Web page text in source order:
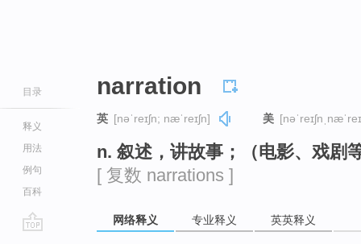
目录
释义
用法
例句
百科
narration
英 [nəˈreɪʃn; næˈreɪʃn] 美
n. 叙述，讲故事；（电影、戏剧
[ 复数 narrations ]
网络释义 专业释义 英英释义